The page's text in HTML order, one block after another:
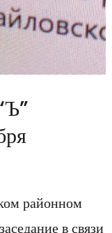
районном
в связи